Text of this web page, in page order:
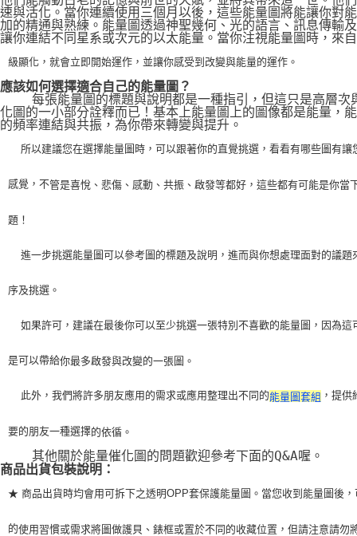
速與活化。當你連續使用三個月以後，這些能量圖將能讓你對
加的精通與熟練。能量圖透過神聖幾何、光的語言、訊息傳輸
讓你連結不同星系或次元的以太能量。當你注視能量圖時，來
級顯化，就會立即開始運作，並讓你感受到改變與能量的運作。
應該如何選擇適合自己的能量圖？
每張能量圖的標題與說明都是一種指引，但這只是高層次
化圖的一小部分詮釋而已！基本上能量圖上的圖像都是能量，
的頻率連結與共振，為你帶來轉變與提升。
所以建議您在選擇能量圖時，可以跟著你的直覺挑選，看看有哪些圖有讓
感覺，不管是喜悅、悲傷、感動、共振、啟發等都好，這些都有可能是你當
題！
進一步挑選能量圖可以參考圖的標題及說明，進而與你想處理面對的議題
序及挑選。
如果許可，建議在最後你可以至少挑選一張特別不喜歡的能量圖，因為這
是可以帶給你最多啟發與改變的一張圖。
    此外，我們將許多朋友應用的需求或應用整理出不同的
能量圖套組 ，提供
要的朋友一種選擇的依循。
    其他關於能量催化圖的問題歡迎參考下面的Q&A喔。
商品出貨包裝說明：
★ 商品出貨時均會用可拆下之透明OPP套保護能量圖。當您收到能量圖後，
的使用習慣或需求將圖做護貝、錶框或置於不同的收藏位置，但請注意請勿